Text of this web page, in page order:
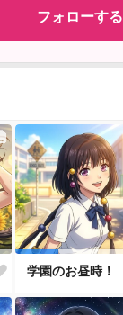
フォローする
学園のお昼時！